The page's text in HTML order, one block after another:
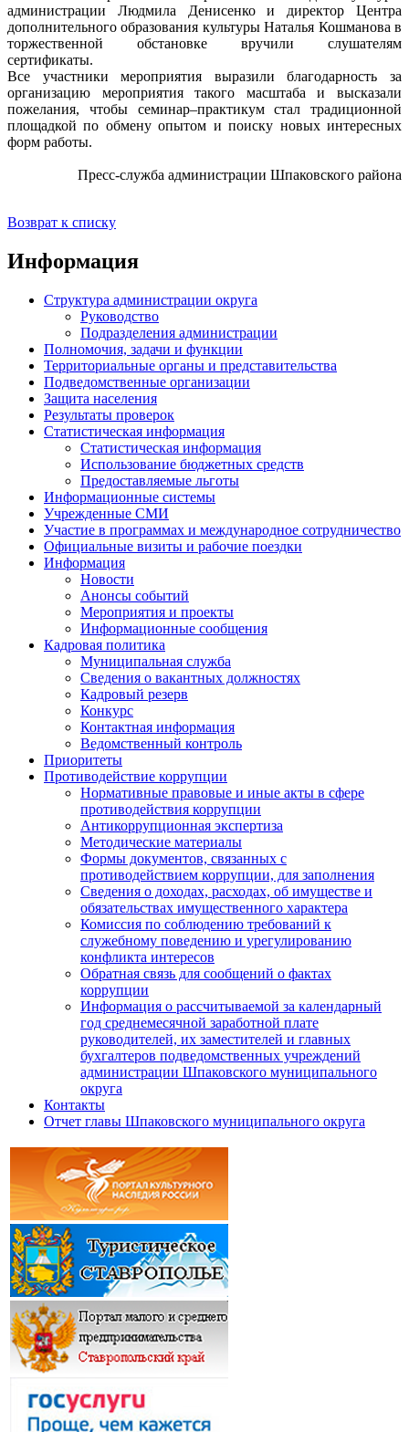
администрации Людмила Денисенко и директор Центра
дополнительного образования культуры Наталья Кошманова в
торжественной обстановке вручили слушателям
сертификаты.
Все участники мероприятия выразили благодарность за
организацию мероприятия такого масштаба и высказали
пожелания, чтобы семинар–практикум стал традиционной
площадкой по обмену опытом и поиску новых интересных
форм работы.
Пресс-служба администрации Шпаковского района
Возврат к списку
Информация
Структура администрации округа
Руководство
Подразделения администрации
Полномочия, задачи и функции
Территориальные органы и представительства
Подведомственные организации
Защита населения
Результаты проверок
Статистическая информация
Статистическая информация
Использование бюджетных средств
Предоставляемые льготы
Информационные системы
Учрежденные СМИ
Участие в программах и международное сотрудничество
Официальные визиты и рабочие поездки
Информация
Новости
Анонсы событий
Мероприятия и проекты
Информационные сообщения
Кадровая политика
Муниципальная служба
Сведения о вакантных должностях
Кадровый резерв
Конкурс
Контактная информация
Ведомственный контроль
Приоритеты
Противодействие коррупции
Нормативные правовые и иные акты в сфере
противодействия коррупции
Антикоррупционная экспертиза
Методические материалы
Формы документов, связанных с
противодействием коррупции, для заполнения
Сведения о доходах, расходах, об имуществе и
обязательствах имущественного характера
Комиссия по соблюдению требований к
служебному поведению и урегулированию
конфликта интересов
Обратная связь для сообщений о фактах
коррупции
Информация о рассчитываемой за календарный
год среднемесячной заработной плате
руководителей, их заместителей и главных
бухгалтеров подведомственных учреждений
администрации Шпаковского муниципального
округа
Контакты
Отчет главы Шпаковского муниципального округа